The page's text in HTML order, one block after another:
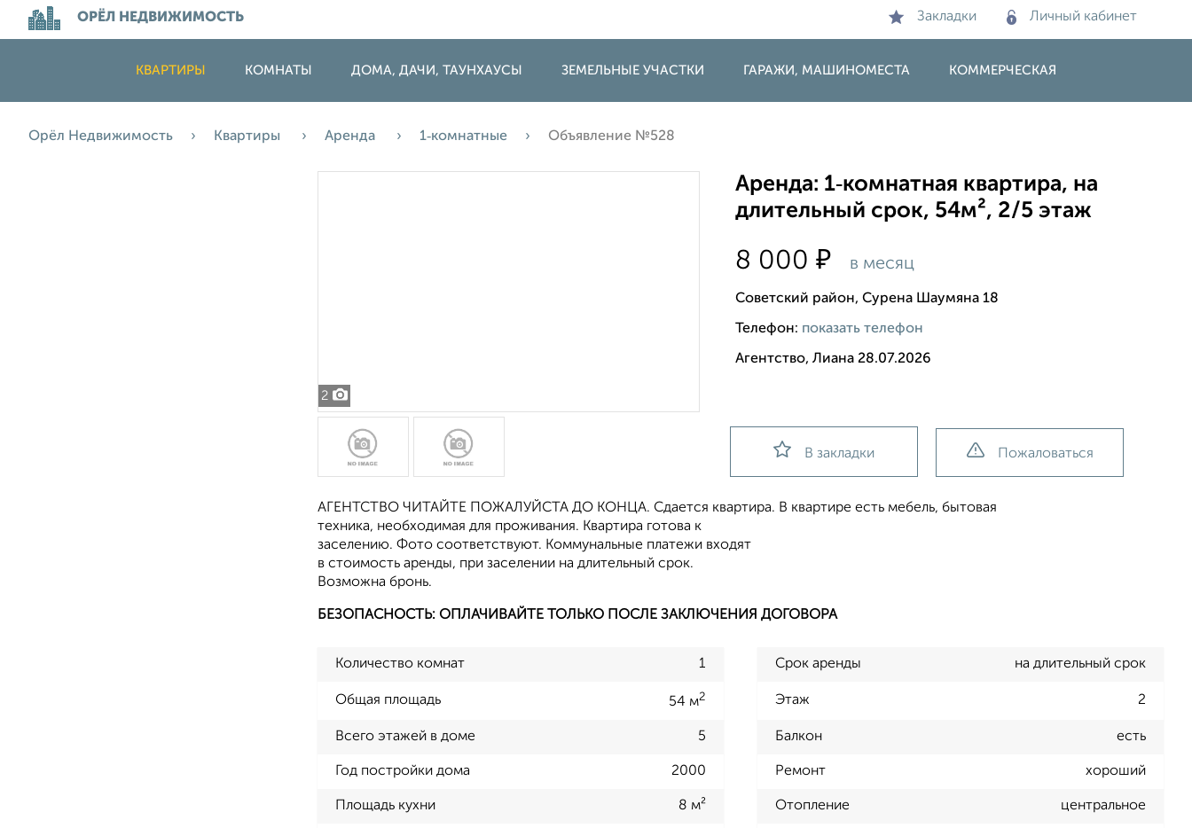
ОРЁЛ НЕДВИЖИМОСТЬ Закладки Личный кабинет
КВАРТИРЫ КОМНАТЫ ДОМА, ДАЧИ, ТАУНХАУСЫ ЗЕМЕЛЬНЫЕ УЧАСТКИ ГАРАЖИ, МАШИНОМЕСТА КОММЕРЧЕСКАЯ
Орёл Недвижимость Квартиры Аренда 1‑комнатные Объявление №528
2
Аренда: 1‑комнатная квартира, на
длительный срок, 54м², 2/5 этаж
8 000₽ в месяц
Советский район, Сурена Шаумяна 18
Телефон: показать телефон
Агентство, Лиана 28.07.2026
В закладки Пожаловаться
АГЕНТСТВО ЧИТАЙТЕ ПОЖАЛУЙСТА ДО КОНЦА. Сдается квартира. В квартире есть мебель, бытовая
техника, необходимая для проживания. Квартира готова к
заселению. Фото соответствуют. Коммунальные платежи входят
в стоимость аренды, при заселении на длительный срок.
Возможна бронь.
БЕЗОПАСНОСТЬ: ОПЛАЧИВАЙТЕ ТОЛЬКО ПОСЛЕ ЗАКЛЮЧЕНИЯ ДОГОВОРА
Количество комнат 1 Срок аренды на длительный срок
Общая площадь 54 м2 Этаж 2
Всего этажей в доме 5 Балкон есть
Год постройки дома 2000 Ремонт хороший
Площадь кухни 8 м² Отопление центральное